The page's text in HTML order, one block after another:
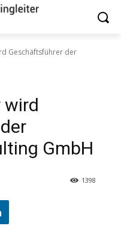
Geschäftsführer der
wird
GmbH
1398